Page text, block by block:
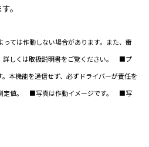
。
ては作動しない場合があります。また、衝
詳しくは取扱説明書をご覧ください。 ■プ
本機能を過信せず、必ずドライバーが責任を
定値。 ■写真は作動イメージです。 ■写